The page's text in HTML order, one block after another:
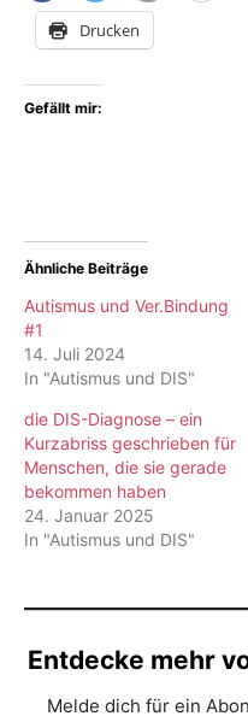
Drucken
Gefällt mir:
Ähnliche Beiträge
Autismus und Ver.Bindung
#1
14. Juli 2024
In "Autismus und DIS"
die DIS-Diagnose – ein
Kurzabriss geschrieben für
Menschen, die sie gerade
bekommen haben
24. Januar 2025
In "Autismus und DIS"
Entdecke mehr
Melde dich für ein